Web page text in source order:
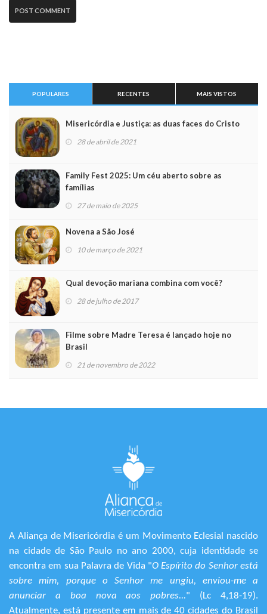
POPULARES RECENTES MAIS VISTOS
Misericórdia e Justiça: as duas faces do Cristo
28 de abril de 2021
Family Fest 2025: Um céu aberto sobre as
famílias
27 de maio de 2025
Novena a São José
10 de março de 2021
Qual devoção mariana combina com você?
28 de julho de 2017
Filme sobre Madre Teresa é lançado hoje no
Brasil
21 de novembro de 2022
A Aliança de Misericórdia é um Movimento Eclesial nascido
na cidade de São Paulo no ano 2000, cuja identidade se
encontra em sua Palavra de Vida "O Espírito do Senhor está
sobre mim, porque o Senhor me ungiu, enviou-me a
anunciar a boa nova aos pobres..." (Lc 4,18-19).
Atualmente, está presente em mais de 40 cidades do Brasil